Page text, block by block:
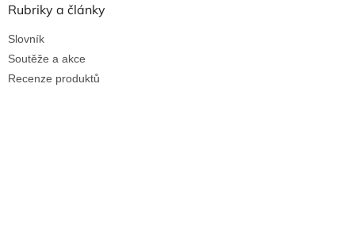
Rubriky a články
Slovník
Soutěže a akce
Recenze produktů